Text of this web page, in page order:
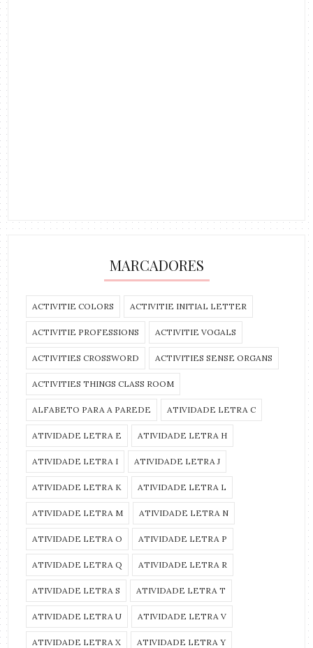
MARCADORES
ACTIVITIE COLORS ACTIVITIE INITIAL LETTER
ACTIVITIE PROFESSIONS ACTIVITIE VOGALS
ACTIVITIES CROSSWORD ACTIVITIES SENSE ORGANS
ACTIVITIES THINGS CLASS ROOM
ALFABETO PARA A PAREDE ATIVIDADE LETRA C
ATIVIDADE LETRA E ATIVIDADE LETRA H
ATIVIDADE LETRA I ATIVIDADE LETRA J
ATIVIDADE LETRA K ATIVIDADE LETRA L
ATIVIDADE LETRA M ATIVIDADE LETRA N
ATIVIDADE LETRA O ATIVIDADE LETRA P
ATIVIDADE LETRA Q ATIVIDADE LETRA R
ATIVIDADE LETRA S ATIVIDADE LETRA T
ATIVIDADE LETRA U ATIVIDADE LETRA V
ATIVIDADE LETRA X ATIVIDADE LETRA Y